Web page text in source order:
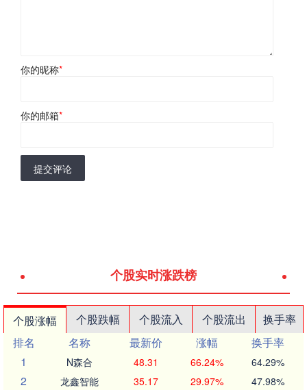
你的昵称*
你的邮箱*
提交评论
个股实时涨跌榜
个股涨幅 个股跌幅 个股流入 个股流出
换手率
排名
名称 最新价 涨幅
换手率
1
N森合 48.31 66.24% 64.29%
2 龙鑫智能 35.17 29.97% 47.98%